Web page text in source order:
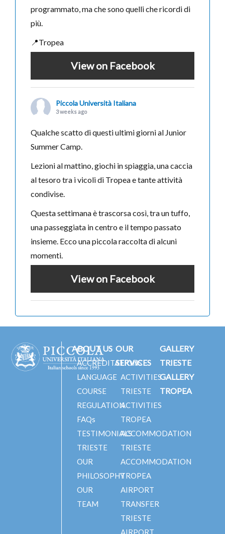
programmato, ma che sono quelli che ricordi di
più.
📍Tropea
View on Facebook
Piccola Università Italiana
3 weeks ago
Qualche scatto di questi ultimi giorni al Junior
Summer Camp.
Lezioni al mattino, giochi in spiaggia, una caccia
al tesoro tra i vicoli di Tropea e tante attività
condivise.
Questa settimana è trascorsa così, tra un tuffo,
una passeggiata in centro e il tempo passato
insieme. Ecco una piccola raccolta di alcuni
momenti.
View on Facebook
ABOUT US
ACCREDITATIONS
LANGUAGE
COURSE
REGULATION
FAQs
TESTIMONIALS
TRIESTE
OUR
PHILOSOPHY
OUR
TEAM
OUR
SERVICES
ACTIVITIES
TRIESTE
ACTIVITIES
TROPEA
ACCOMMODATION
TRIESTE
ACCOMMODATION
TROPEA
AIRPORT
TRANSFER
TRIESTE
AIRPORT
GALLERY
TRIESTE
GALLERY
TROPEA